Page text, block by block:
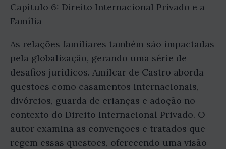
Capítulo 6: Direito Internacional Privado e a
Família
As relações familiares também são impactadas
pela globalização, gerando uma série de
desafios jurídicos. Amilcar de Castro aborda
questões como casamentos internacionais,
divórcios, guarda de crianças e adoção no
contexto do Direito Internacional Privado. O
autor examina as convenções e tratados que
regem essas questões, oferecendo uma visão